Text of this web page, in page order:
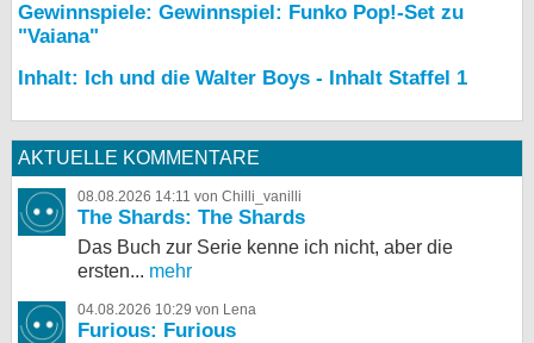
Gewinnspiele: Gewinnspiel: Funko Pop!-Set zu
"Vaiana"
Inhalt: Ich und die Walter Boys - Inhalt Staffel 1
AKTUELLE KOMMENTARE
08.08.2026 14:11 von Chilli_vanilli
The Shards: The Shards
Das Buch zur Serie kenne ich nicht, aber die
ersten... mehr
04.08.2026 10:29 von Lena
Furious: Furious